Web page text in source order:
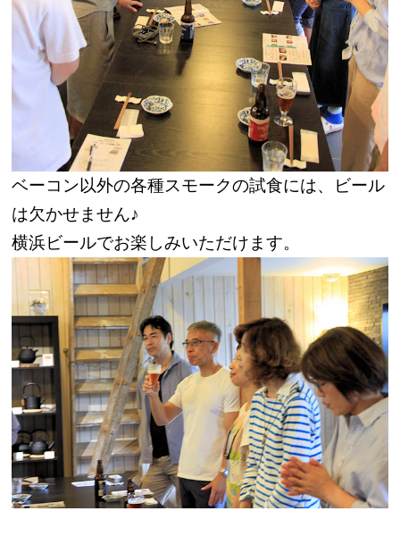
ベーコン以外の各種スモークの試食には、ビール
は欠かせません♪
横浜ビールでお楽しみいただけます。